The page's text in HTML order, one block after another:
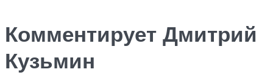
Комментирует Дмитрий
Кузьмин